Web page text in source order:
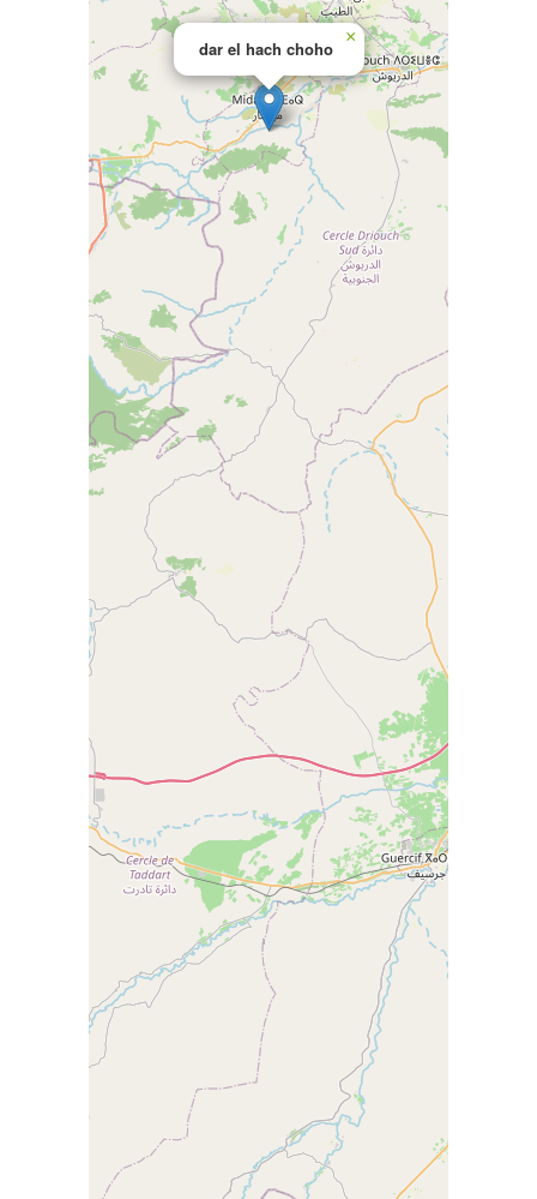
dar el hach choho
×